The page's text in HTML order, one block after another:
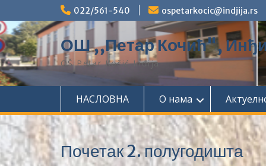
to
content
022/561-540 ospetarkocic@indjija.rs
ОШ ,,Петар Кочић",
OŠ Petar Kočić Inđija
НАСЛОВНА О нама
Почетак 2. полугодишта